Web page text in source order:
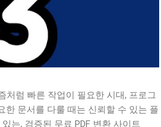
처럼 빠른 작업이 필요한 시대, 프로그
한 문서를 다룰 때는 신뢰할 수 있는 플
는, 검증된 무료 PDF 변환 사이트